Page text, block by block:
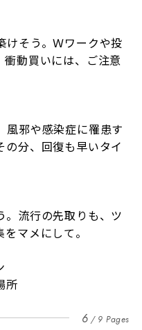
けそう。Ｗワークや投
動買いには、ご注意
風邪や感染症に罹患す
の分、回復も早いタイ
。流行の先取りも、ツ
マメにして。
所
6 9 Pages